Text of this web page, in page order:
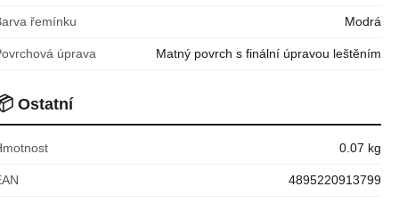
řemínku Modrá
úprava Matný povrch s finální úpravou leštěním
Ostatní
0.07 kg
4895220913799